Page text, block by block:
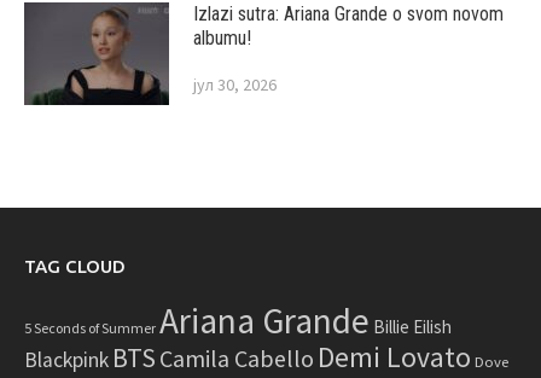
Izlazi sutra: Ariana Grande o svom novom
albumu!
јул 30, 2026
TAG CLOUD
5 Seconds of Summer Ariana Grande Billie Eilish
Blackpink BTS Camila Cabello Demi Lovato Dove